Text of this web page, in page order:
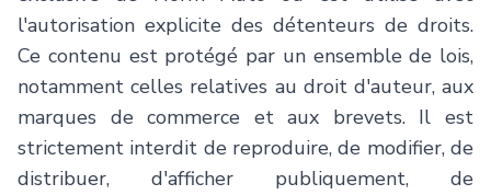
l'autorisation explicite des détenteurs de droits.
Ce contenu est protégé par un ensemble de lois,
notamment celles relatives au droit d'auteur, aux
marques de commerce et aux brevets. Il est
strictement interdit de reproduire, de modifier, de
distribuer, d'afficher publiquement, de